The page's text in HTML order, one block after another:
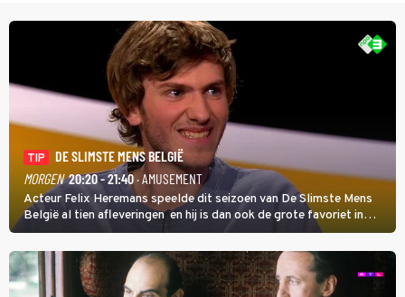
TIP
DE SLIMSTE MENS BELGIË
MORGEN 20:20 - 21:40· AMUSEMENT
Acteur Felix Heremans speelde dit seizoen van De Slimste Mens
België al tien afleveringen en hij is dan ook de grote favoriet in
deze seizoensfinale. En er is Nederlandse inbreng, want komiek
Soundos El Ahmadi neemt plaats aan de jurytafel.